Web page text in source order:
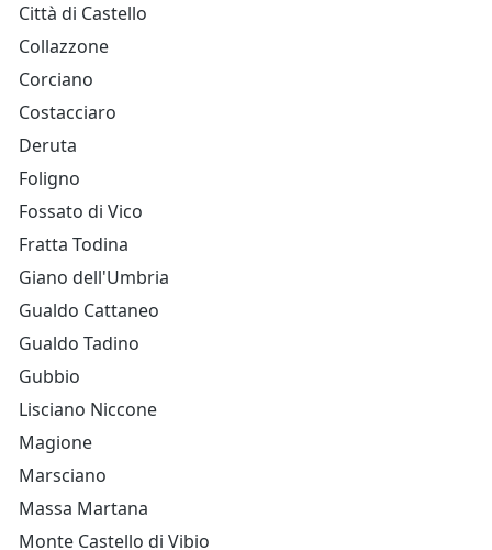
Città di Castello
Collazzone
Corciano
Costacciaro
Deruta
Foligno
Fossato di Vico
Fratta Todina
Giano dell'Umbria
Gualdo Cattaneo
Gualdo Tadino
Gubbio
Lisciano Niccone
Magione
Marsciano
Massa Martana
Monte Castello di Vibio